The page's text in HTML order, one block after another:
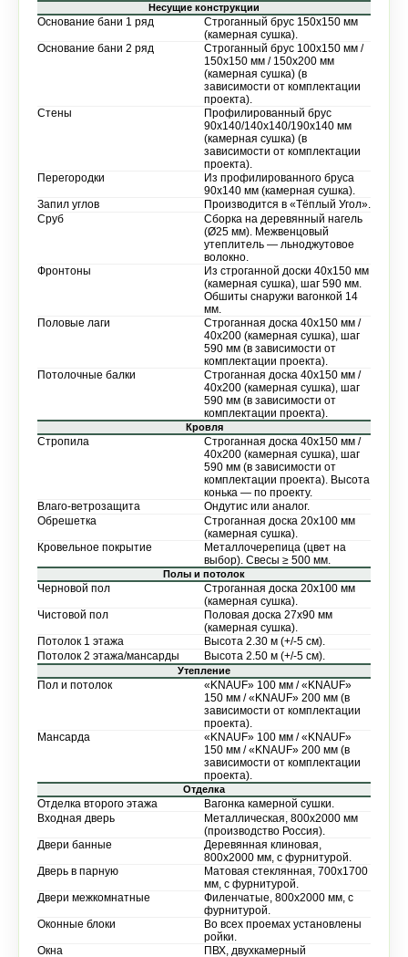
Несущие конструкции
Основание бани 1 ряд
Строганный брус 150х150 мм
(камерная сушка).
Основание бани 2 ряд
Строганный брус 100х150 мм /
150х150 мм / 150х200 мм
(камерная сушка) (в
зависимости от комплектации
проекта).
Стены
Профилированный брус
90х140/140х140/190х140 мм
(камерная сушка) (в
зависимости от комплектации
проекта).
Перегородки
Из профилированного бруса
90х140 мм (камерная сушка).
Запил углов Производится в «Тёплый Угол».
Сруб
Сборка на деревянный нагель
(Ø25 мм). Межвенцовый
утеплитель — льноджутовое
волокно.
Фронтоны
Из строганной доски 40х150 мм
(камерная сушка), шаг 590 мм.
Обшиты снаружи вагонкой 14
мм.
Половые лаги
Строганная доска 40х150 мм /
40х200 (камерная сушка), шаг
590 мм (в зависимости от
комплектации проекта).
Потолочные балки
Строганная доска 40х150 мм /
40х200 (камерная сушка), шаг
590 мм (в зависимости от
комплектации проекта).
Кровля
Стропила
Строганная доска 40х150 мм /
40х200 (камерная сушка), шаг
590 мм (в зависимости от
комплектации проекта). Высота
конька — по проекту.
Влаго-ветрозащита Ондутис или аналог.
Обрешетка
Строганная доска 20х100 мм
(камерная сушка).
Кровельное покрытие
Металлочерепица (цвет на
выбор). Свесы ≥ 500 мм.
Полы и потолок
Черновой пол
Строганная доска 20х100 мм
(камерная сушка).
Чистовой пол
Половая доска 27х90 мм
(камерная сушка).
Потолок 1 этажа Высота 2.30 м (+/-5 см).
Потолок 2 этажа/мансарды
Высота 2.50 м (+/-5 см).
Утепление
Пол и потолок
«KNAUF» 100 мм / «KNAUF»
150 мм / «KNAUF» 200 мм (в
зависимости от комплектации
проекта).
Мансарда
«KNAUF» 100 мм / «KNAUF»
150 мм / «KNAUF» 200 мм (в
зависимости от комплектации
проекта).
Отделка
Отделка второго этажа Вагонка камерной сушки.
Входная дверь
Металлическая, 800х2000 мм
(производство Россия).
Двери банные
Деревянная клиновая,
800х2000 мм, с фурнитурой.
Дверь в парную
Матовая стеклянная, 700х1700
мм, с фурнитурой.
Двери межкомнатные
Филенчатые, 800х2000 мм, с
фурнитурой.
Оконные блоки
Во всех проемах установлены
ройки.
Окна ПВХ, двухкамерный